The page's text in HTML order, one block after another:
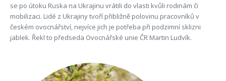
se po útoku Ruska na Ukrajinu vrátili do vlasti kvůli rodinám či
mobilizaci. Lidé z Ukrajiny tvoří přibližně polovinu pracovníků v
českém ovocnářství, nejvíce jich je potřeba při podzimní sklizni
jablek. Řekl to předseda Ovocnářské unie ČR Martin Ludvík.